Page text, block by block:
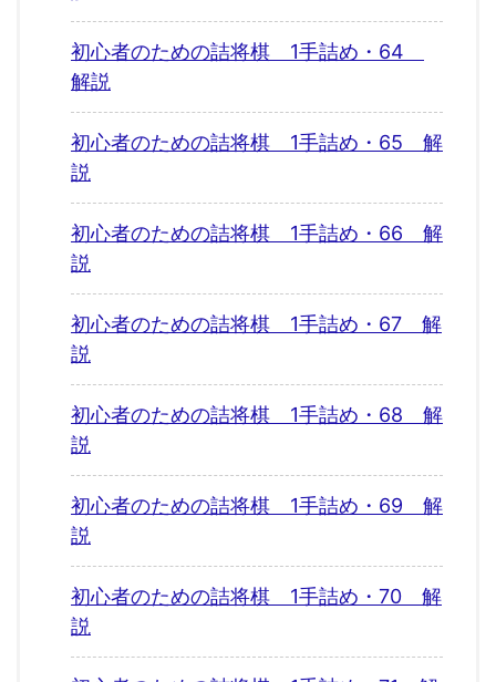
初心者のための詰将棋 1手詰め・64
解説
初心者のための詰将棋 1手詰め・65 解
説
初心者のための詰将棋 1手詰め・66 解
説
初心者のための詰将棋 1手詰め・67 解
説
初心者のための詰将棋 1手詰め・68 解
説
初心者のための詰将棋 1手詰め・69 解
説
初心者のための詰将棋 1手詰め・70 解
説